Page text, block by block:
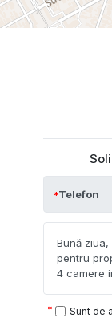
Telefon
Sunt de